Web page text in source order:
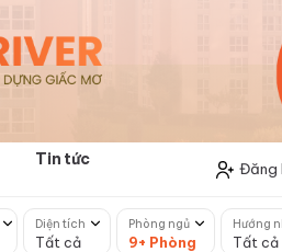
Tin tức
Đăng
Diện tích
Tất cả
Phòng ngủ
9+ Phòng
Hướng
Tất cả